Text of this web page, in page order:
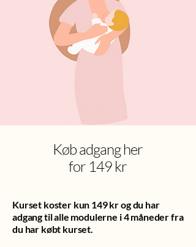
Køb adgang her
for 149 kr
Kurset koster kun 149 kr og du har
adgang til alle modulerne i 4 måneder fra
du har købt kurset.